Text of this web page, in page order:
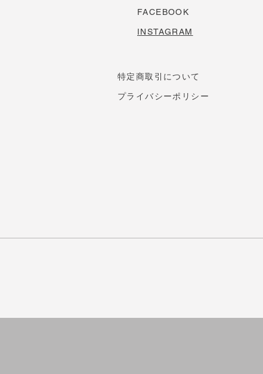
FACEBOOK
INSTAGRAM
特定商取引について
プライバシーポリシー